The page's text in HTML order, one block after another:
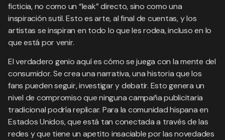
ficticia, no como un “leak” directo, sino como una
inspiración sutil. Esto es arte, al final de cuentas, y los
artistas se inspiran en todo lo que les rodea, incluso en lo
que está por venir.
El verdadero genio aquí es cómo se juega con la mente del
consumidor. Se crea una narrativa, una historia que los
fans pueden seguir, investigar y debatir. Esto genera un
nivel de compromiso que ninguna campaña publicitaria
tradicional podría replicar. Para la comunidad hispana en
Estados Unidos, que está tan conectada a través de las
redes y que tiene un apetito insaciable por las novedades